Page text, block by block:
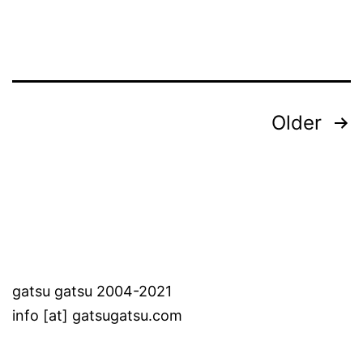
Older
gatsu gatsu 2004-2021
info [at] gatsugatsu.com